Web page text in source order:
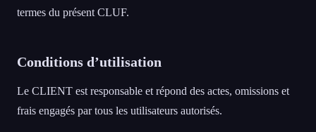
termes du présent CLUF.
Conditions d’utilisation
Le CLIENT est responsable et répond des actes, omissions et
frais engagés par tous les utilisateurs autorisés.